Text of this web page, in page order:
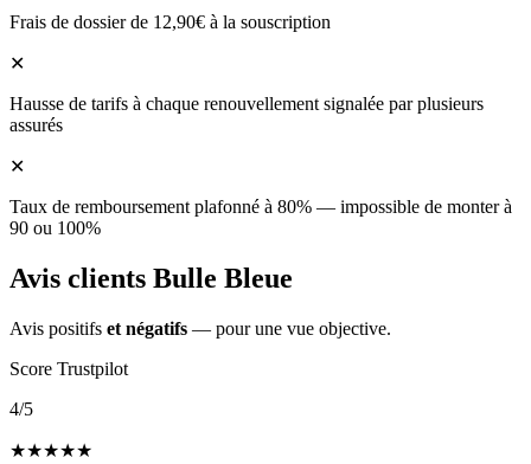
Frais de dossier de 12,90€ à la souscription
✕
Hausse de tarifs à chaque renouvellement signalée par plusieurs
assurés
✕
Taux de remboursement plafonné à 80% — impossible de monter à
90 ou 100%
Avis clients Bulle Bleue
Avis positifs et négatifs — pour une vue objective.
Score Trustpilot
4/5
★★★★★